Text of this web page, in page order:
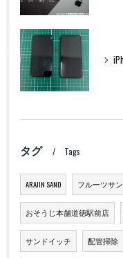
タグ Tags
ARAJIN SAND フルーツサ
おそうじ本舗道徳駅前店
サンドイッチ 配管掃除